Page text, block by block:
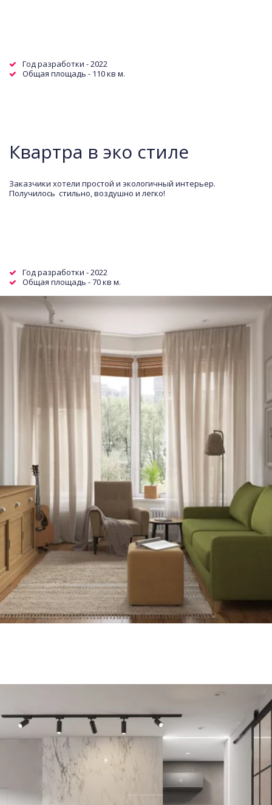
Год разработки - 2022
Общая площадь - 110 кв м.
Квартра в эко стиле
Заказчики хотели простой и экологичный интерьер.
Получилось  стильно, воздушно и легко!
Год разработки - 2022
Общая площадь - 70 кв м.